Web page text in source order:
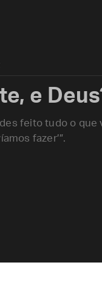
e
feito tudo o que
fazer’”.